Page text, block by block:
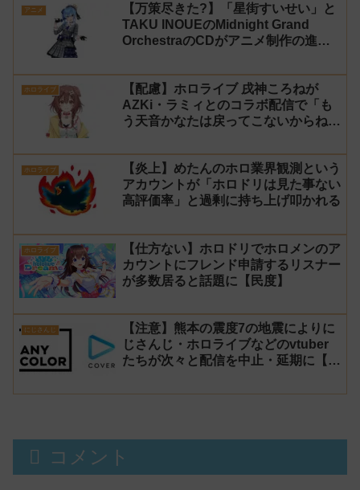
アニメ
【万策尽きた?】「星街すいせい」と
TAKU INOUEのMidnight Grand
OrchestraのCDがアニメ制作の進行
ホロライブ
【配慮】ホロライブ 戌神ころねが
AZKi・ラミィとのコラボ配信で「も
う天音かなたは戻ってこないからね」
ホロライブ
【炎上】めたんのホロ業界観測という
アカウントが「ホロドリは見た事ない
高評価率」と過剰に持ち上げ叩かれる
ホロライブ
【仕方ない】ホロドリでホロメンのア
カウントにフレンド申請するリスナー
が多数居ると話題に【民度】
にじさんじ
【注意】熊本の震度7の地震によりに
じさんじ・ホロライブなどのvtuber
たちが次々と配信を中止・延期に【不
コメント